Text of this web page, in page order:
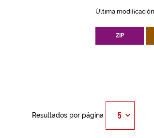
Última
ZIP
Resultados por página